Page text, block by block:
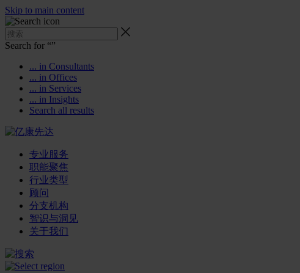
Skip to main content
Search for “”
... in Consultants
... in Offices
... in Services
... in Insights
Search all results
专业服务
职能聚焦
行业类型
顾问
分支机构
智识与洞见
关于我们